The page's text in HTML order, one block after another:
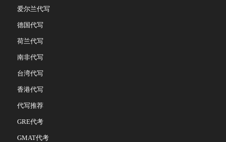
爱尔兰代写
德国代写
荷兰代写
南非代写
台湾代写
香港代写
代写推荐
GRE代考
GMAT代考